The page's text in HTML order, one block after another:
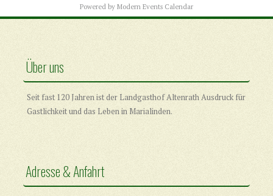
Powered by Modern Events Calendar
Über uns
Seit fast 120 Jahren ist der Landgasthof Altenrath Ausdruck für
Gastlichkeit und das Leben in Marialinden.
Adresse & Anfahrt